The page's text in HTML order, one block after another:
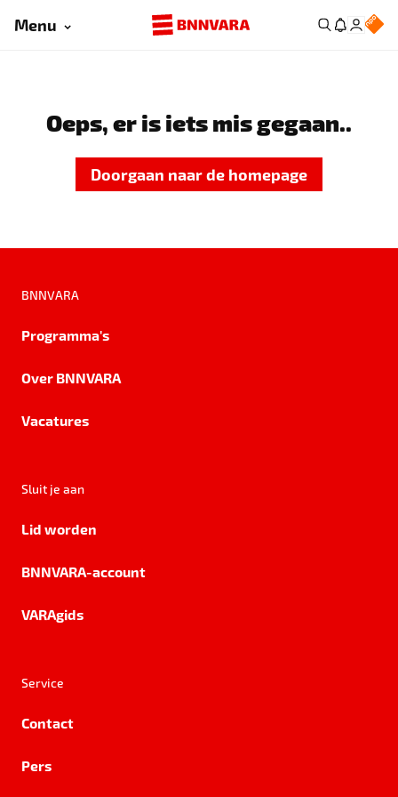
Menu
Oeps, er is iets mis gegaan..
Doorgaan naar de homepage
BNNVARA
Programma's
Over BNNVARA
Vacatures
Sluit je aan
Lid worden
BNNVARA-account
VARAgids
Service
Contact
Pers